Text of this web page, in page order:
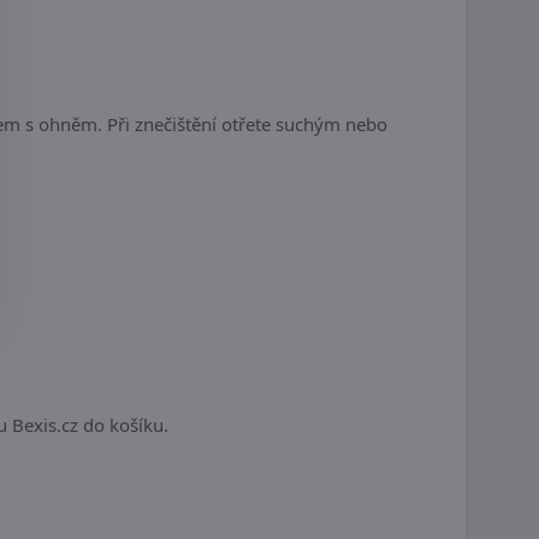
s ohněm. Při znečištění otřete suchým nebo
Bexis.cz do košíku.